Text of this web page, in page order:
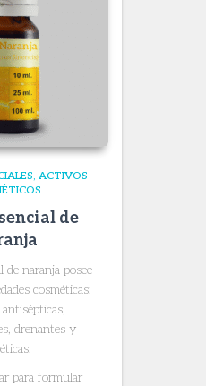
ACTIVOS
de
de naranja posee
cosméticas:
drenantes y
para formular